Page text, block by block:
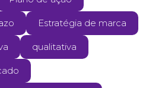
Estratégia de marca
qualitativa